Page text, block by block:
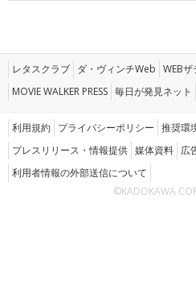
レタスクラブ ダ・ヴィンチWeb WEB
MOVIE WALKER PRESS 毎日が発見ネット
利用規約 プライバシーポリシー 推奨環
プレスリリース・情報提供 媒体資料 広
利用者情報の外部送信について
©KADOKAWA